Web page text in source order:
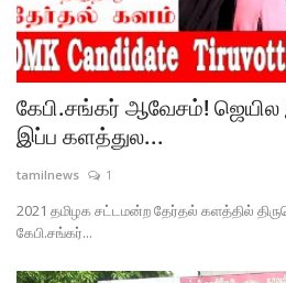
கேபி.சங்கர் ஆவேசம்! ஜெயில
இப்ப களத்துல...
tamilnews 1
2021 தமிழக சட்டமன்ற தேர்தல் களத்தில்
கேபி.சங்கர்...